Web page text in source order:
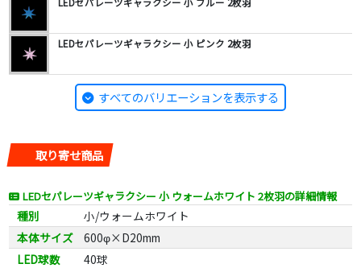
LEDセパレーツギャラクシー 小 ピンク 2枚羽
すべてのバリエーションを表示する
取り寄せ商品
LEDセパレーツギャラクシー 小 ウォームホワイト 2枚羽の詳細情報
種別
小/ウォームホワイト
本体サイズ
600φ×D20mm
LED球数
40球